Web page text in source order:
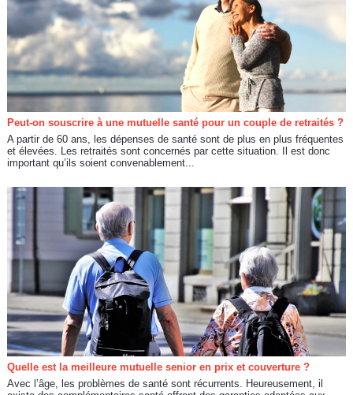
Peut-on souscrire à une mutuelle santé pour un couple de retraités ?
A partir de 60 ans, les dépenses de santé sont de plus en plus fréquentes
et élevées. Les retraités sont concernés par cette situation. Il est donc
important qu’ils soient convenablement...
Quelle est la meilleure mutuelle senior en prix et couverture ?
Avec l’âge, les problèmes de santé sont récurrents. Heureusement, il